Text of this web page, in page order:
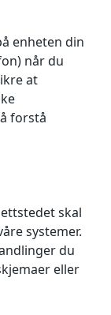
enheten din
når du
at
forstå
skal
systemer.
du
eller